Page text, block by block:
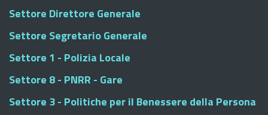
Settore Direttore Generale
Settore Segretario Generale
Settore 1 - Polizia Locale
Settore 8 - PNRR - Gare
Settore 3 - Politiche per il Benessere della Persona